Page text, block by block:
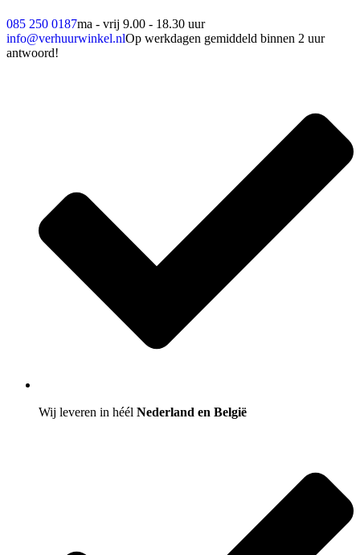
085 250 0187ma - vrij 9.00 - 18.30 uur
info@verhuurwinkel.nlOp werkdagen gemiddeld binnen 2 uur
antwoord!
Wij leveren in héél Nederland en België